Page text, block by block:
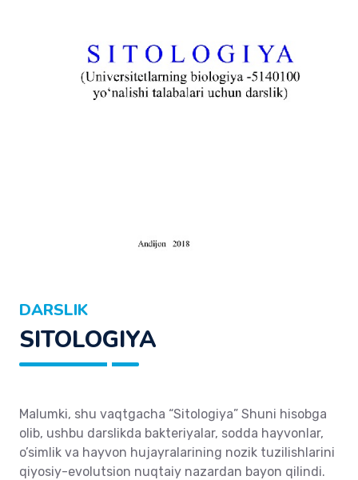
DARSLIK
SITOLOGIYA
Malumki, shu vaqtgacha “Sitologiya” Shuni hisobga
olib, ushbu darslikda bakteriyalar, sodda hayvonlar,
o’simlik va hayvon hujayralarining nozik tuzilishlarini
qiyosiy-evolutsion nuqtaiy nazardan bayon qilindi.